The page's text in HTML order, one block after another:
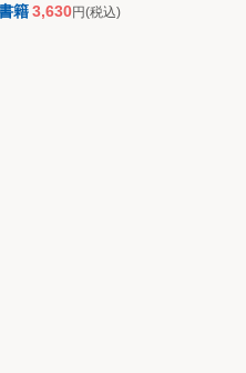
籍3,630円(税込)